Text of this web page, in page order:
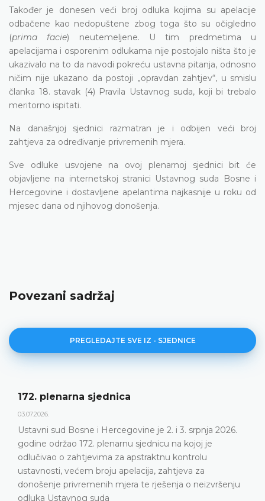
Također je donesen veći broj odluka kojima su apelacije
odbačene kao nedopuštene zbog toga što su očigledno
(prima facie) neutemeljene. U tim predmetima u
apelacijama i osporenim odlukama nije postojalo ništa što je
ukazivalo na to da navodi pokreću ustavna pitanja, odnosno
ničim nije ukazano da postoji „opravdan zahtjev“, u smislu
članka 18. stavak (4) Pravila Ustavnog suda, koji bi trebalo
meritorno ispitati.
Na današnjoj sjednici razmatran je i odbijen veći broj
zahtjeva za određivanje privremenih mjera.
Sve odluke usvojene na ovoj plenarnoj sjednici bit će
objavljene na internetskoj stranici Ustavnog suda Bosne i
Hercegovine i dostavljene apelantima najkasnije u roku od
mjesec dana od njihovog donošenja.
Povezani sadržaj
PREGLEDAJTE SVE IZ - SJEDNICE
172. plenarna sjednica
03.07.2026.
Ustavni sud Bosne i Hercegovine je 2. i 3. srpnja 2026.
godine održao 172. plenarnu sjednicu na kojoj je
odlučivao o zahtjevima za apstraktnu kontrolu
ustavnosti, većem broju apelacija, zahtjeva za
donošenje privremenih mjera te rješenja o neizvršenju
odluka Ustavnog suda